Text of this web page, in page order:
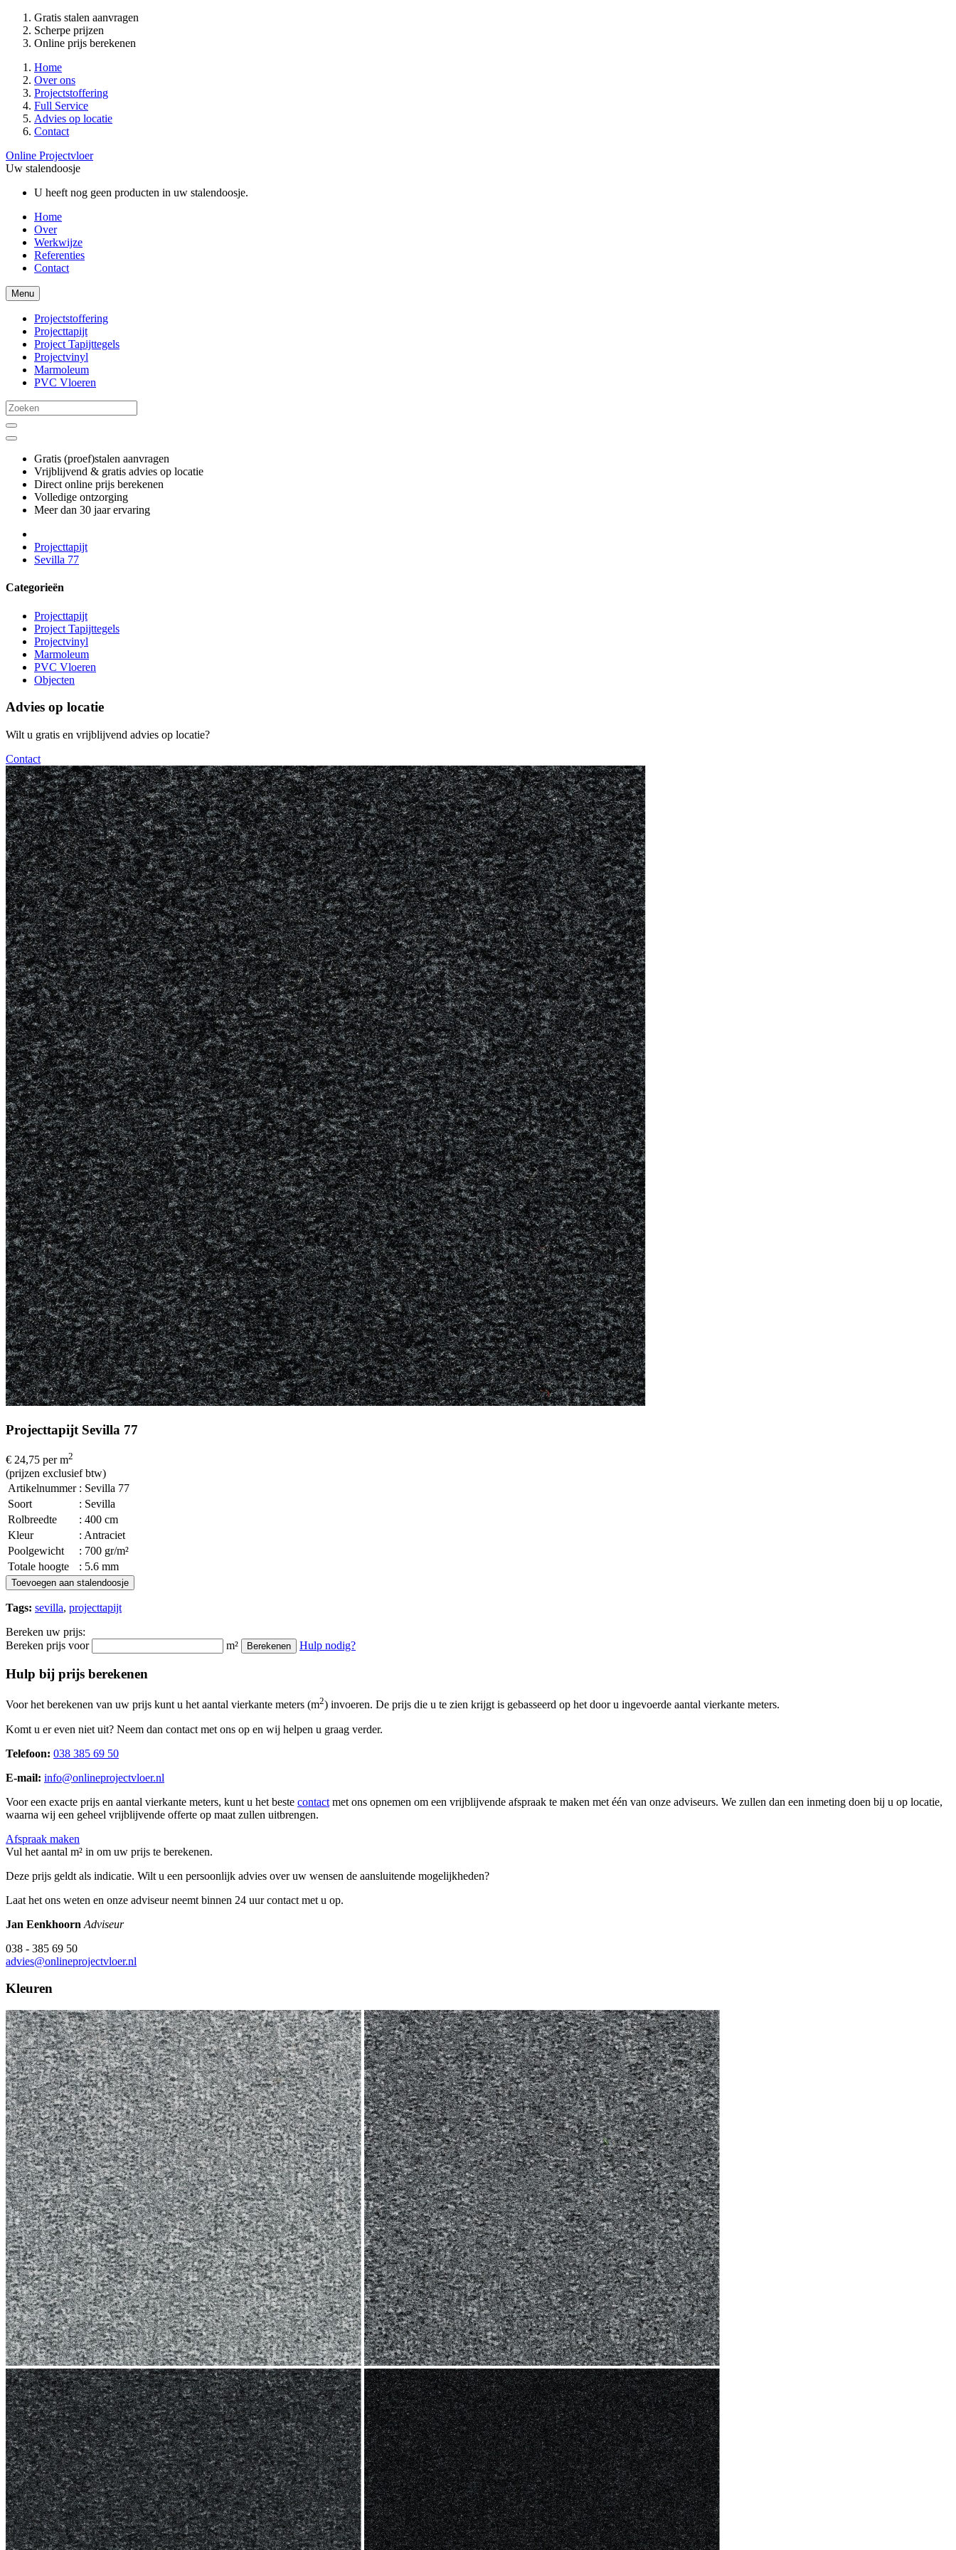
Gratis stalen aanvragen
Scherpe prijzen
Online prijs berekenen
Home
Over ons
Projectstoffering
Full Service
Advies op locatie
Contact
Online Projectvloer
Uw stalendoosje
U heeft nog geen producten in uw stalendoosje.
Home
Over
Werkwijze
Referenties
Contact
Menu
Projectstoffering
Projecttapijt
Project Tapijttegels
Projectvinyl
Marmoleum
PVC Vloeren
Gratis (proef)stalen aanvragen
Vrijblijvend & gratis advies op locatie
Direct online prijs berekenen
Volledige ontzorging
Meer dan 30 jaar ervaring
Projecttapijt
Sevilla 77
Categorieën
Projecttapijt
Project Tapijttegels
Projectvinyl
Marmoleum
PVC Vloeren
Objecten
Advies op locatie
Wilt u gratis en vrijblijvend advies op locatie?
Contact
Projecttapijt Sevilla 77
€ 24,75 per m2
(prijzen exclusief btw)
Artikelnummer : Sevilla 77
Soort
: Sevilla
Rolbreedte
: 400 cm
Kleur
: Antraciet
Poolgewicht
: 700 gr/m²
Totale hoogte
: 5.6 mm
Toevoegen aan stalendoosje
Tags: sevilla, projecttapijt
Bereken uw prijs:
Bereken prijs voor
m² Berekenen Hulp nodig?
Hulp bij prijs berekenen
Voor het berekenen van uw prijs kunt u het aantal vierkante meters (m2) invoeren. De prijs die u te zien krijgt is gebasseerd op het door u ingevoerde aantal vierkante meters.
Komt u er even niet uit? Neem dan contact met ons op en wij helpen u graag verder.
Telefoon: 038 385 69 50
E-mail: info@onlineprojectvloer.nl
Voor een exacte prijs en aantal vierkante meters, kunt u het beste contact met ons opnemen om een vrijblijvende afspraak te maken met één van onze adviseurs. We zullen dan een inmeting doen bij u op locatie,
waarna wij een geheel vrijblijvende offerte op maat zullen uitbrengen.
Afspraak maken
Vul het aantal m² in om uw prijs te berekenen.
Deze prijs geldt als indicatie. Wilt u een persoonlijk advies over uw wensen de aansluitende mogelijkheden?
Laat het ons weten en onze adviseur neemt binnen 24 uur contact met u op.
Jan Eenkhoorn Adviseur
038 - 385 69 50
advies@onlineprojectvloer.nl
Kleuren